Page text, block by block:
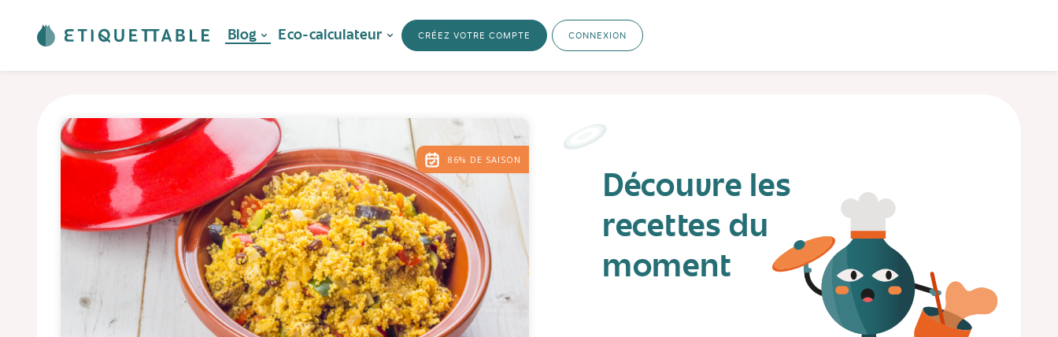
Blog Eco-calculateur CRÉEZ VOTRE COMPTE CONNEXION
Découvre les
recettes du
moment
86% DE SAISON